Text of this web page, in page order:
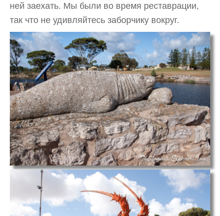
ней заехать. Мы были во время реставрации,
так что не удивляйтесь заборчику вокруг.